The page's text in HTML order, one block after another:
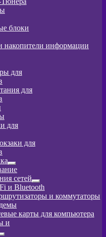
блоки
накопители информации
для
для
для
для
Развернутое
вложенное
меню
сетей
Развернутое
вложенное
меню
и Bluetooth
и коммутаторы
карты для компьютера
и